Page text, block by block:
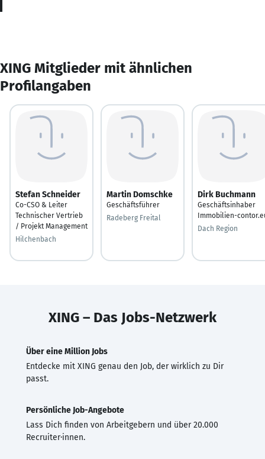
XING Mitglieder mit ähnlichen
Profilangaben
Stefan Schneider
Co-CSO & Leiter
Technischer Vertrieb
/ Projekt Management
Hilchenbach
Martin Domschke
Geschäftsführer
Radeberg Freital
Dirk Buchmann
Geschäftsinhaber
Immobilien-
Dach Region
XING – Das Jobs-Netzwerk
Über eine Million Jobs
Entdecke mit XING genau den Job, der wirklich zu Dir
passt.
Persönliche Job-Angebote
Lass Dich finden von Arbeitgebern und über 20.000
Recruiter·innen.